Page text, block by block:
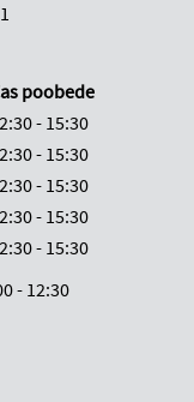
poobede
- 15:30
- 15:30
- 15:30
- 15:30
- 15:30
- 12:30